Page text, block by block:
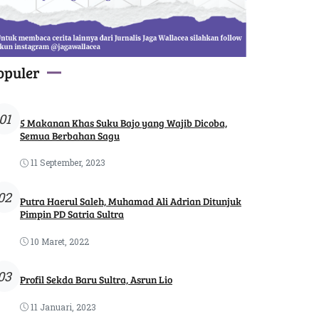
5 Makanan Khas Suku Bajo yang Wajib Dicoba,
Semua Berbahan Sagu
11 September, 2023
Putra Haerul Saleh, Muhamad Ali Adrian Ditunjuk
Pimpin PD Satria Sultra
10 Maret, 2022
Profil Sekda Baru Sultra, Asrun Lio
11 Januari, 2023